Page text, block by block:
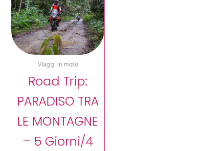
Viaggi in moto
Road Trip:
PARADISO TRA
LE MONTAGNE
– 5 Giorni/4